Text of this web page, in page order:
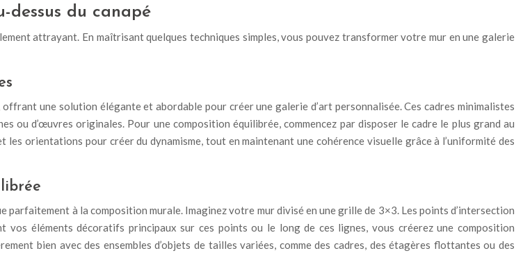
dessus du canapé
attrayant. En maîtrisant quelques techniques simples, vous pouvez transformer votre mur en une galerie
une solution élégante et abordable pour créer une galerie d’art personnalisée. Ces cadres minimalistes
ou d’œuvres originales. Pour une composition équilibrée, commencez par disposer le cadre le plus grand au
orientations pour créer du dynamisme, tout en maintenant une cohérence visuelle grâce à l’uniformité des
parfaitement à la composition murale. Imaginez votre mur divisé en une grille de 3×3. Les points d’intersection
vos éléments décoratifs principaux sur ces points ou le long de ces lignes, vous créerez une composition
bien avec des ensembles d’objets de tailles variées, comme des cadres, des étagères flottantes ou des